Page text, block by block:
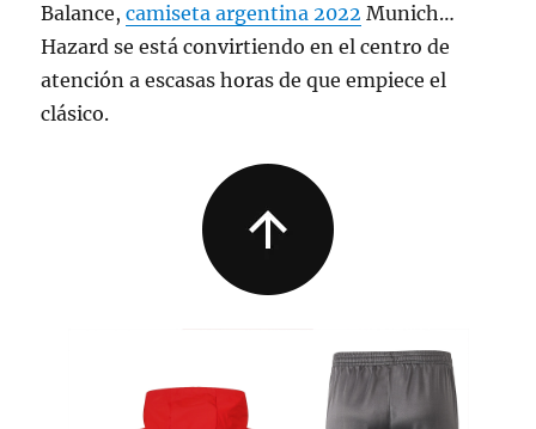
Balance,camiseta argentina 2022 Munich…
Hazard se está convirtiendo en el centro de
atención a escasas horas de que empiece el
clásico.